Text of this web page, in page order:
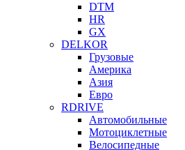
DTM
HR
GX
DELKOR
Грузовые
Америка
Азия
Евро
RDRIVE
Автомобильные
Мотоциклетные
Велосипедные